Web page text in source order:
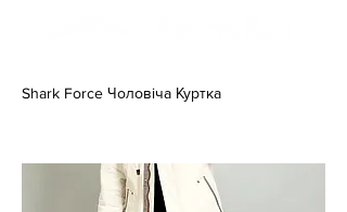
Shark Force Чоловіча Куртка